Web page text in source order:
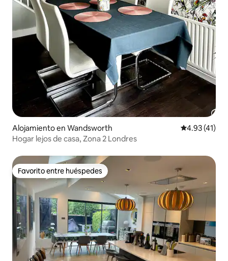
Alojamiento en Wandsworth Calificación
4.93 (41)
Hogar lejos de casa, Zona 2 Londres
Favorito entre huéspedes
Favorito entre huéspedes